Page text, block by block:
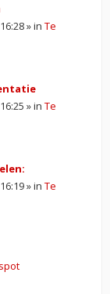
» in Te
» in Te
» in Te